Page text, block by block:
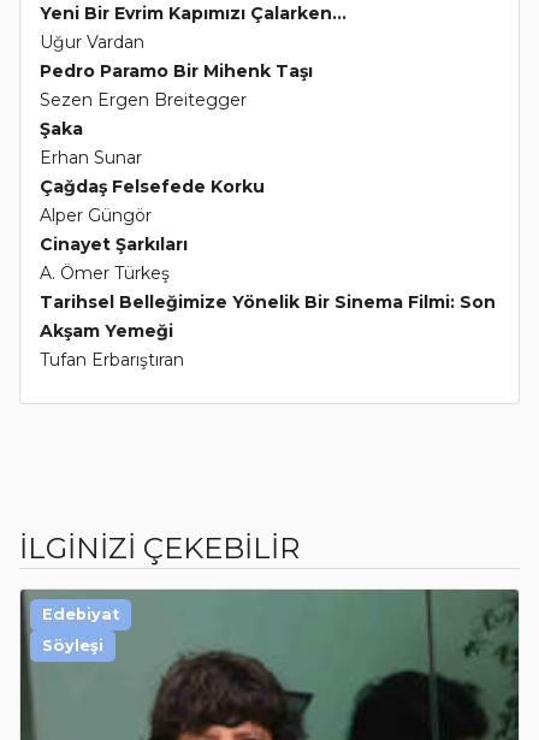
Yeni Bir Evrim Kapımızı Çalarken...
Uğur Vardan
Pedro Paramo Bir Mihenk Taşı
Sezen Ergen Breitegger
Şaka
Erhan Sunar
Çağdaş Felsefede Korku
Alper Güngör
Cinayet Şarkıları
A. Ömer Türkeş
Tarihsel Belleğimize Yönelik Bir Sinema Filmi: Son
Akşam Yemeği
Tufan Erbarıştıran
İLGİNİZİ ÇEKEBİLİR
Edebiyat
Söyleşi